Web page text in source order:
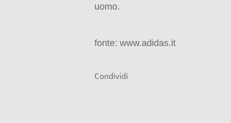
uomo.
fonte: www.adidas.it
Condividi